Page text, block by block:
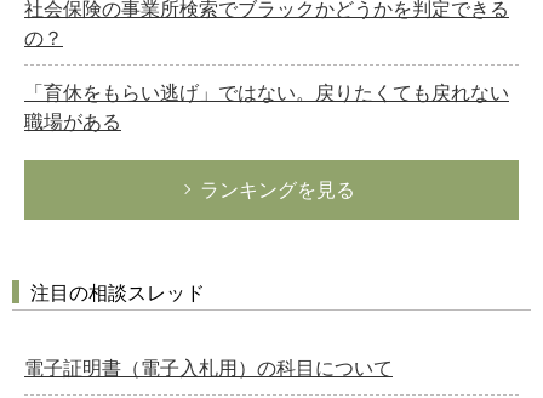
社会保険の事業所検索でブラックかどうかを判定できる
の？
「育休をもらい逃げ」ではない。戻りたくても戻れない
職場がある
ランキングを見る
注目の相談スレッド
電子証明書（電子入札用）の科目について